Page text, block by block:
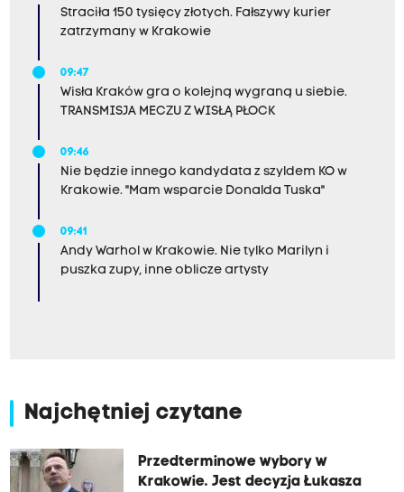
Straciła 150 tysięcy złotych. Fałszywy kurier
zatrzymany w Krakowie
09:47
Wisła Kraków gra o kolejną wygraną u siebie.
TRANSMISJA MECZU Z WISŁĄ PŁOCK
09:46
Nie będzie innego kandydata z szyldem KO w
Krakowie. "Mam wsparcie Donalda Tuska"
09:41
Andy Warhol w Krakowie. Nie tylko Marilyn i
puszka zupy, inne oblicze artysty
Najchętniej czytane
Przedterminowe wybory w
Krakowie. Jest decyzja Łukasza